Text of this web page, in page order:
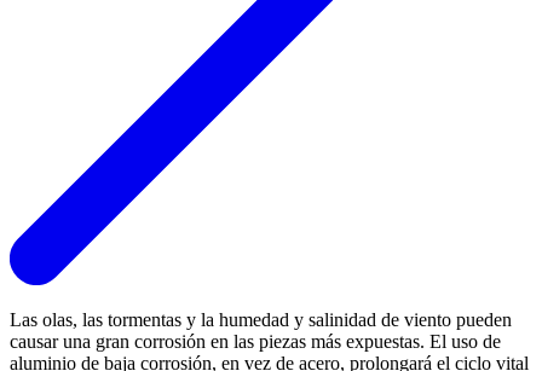
Las olas, las tormentas y la humedad y salinidad de viento pueden
causar una gran corrosión en las piezas más expuestas. El uso de
aluminio de baja corrosión, en vez de acero, prolongará el ciclo vital